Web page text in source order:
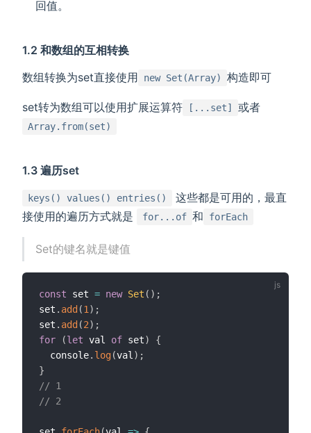
回值。
1.2 和数组的互相转换
数组转换为set直接使用
new Set(Array) 构造即可
set转为数组可以使用扩展运算符 [...set] 或者
Array.from(set)
1.3 遍历set
keys() values() entries()
这些都是可用的，最直
接使用的遍历方式就是
for...of 和 forEach
Set的键名就是键值
const set = new Set ( ) ;
set . add (1 ) ;
set . add (2) ;
for
(let val of set)
{
  console
. log(val ) ;
}
// 1
// 2